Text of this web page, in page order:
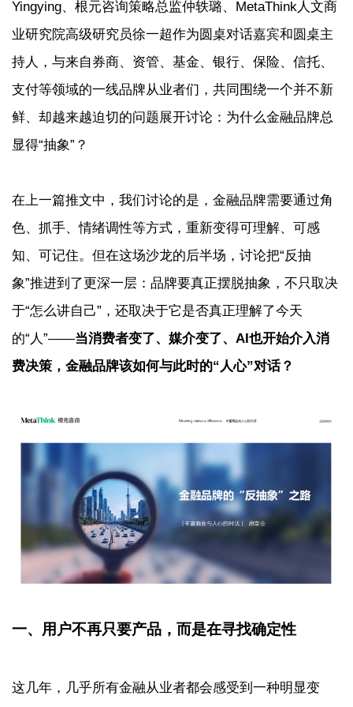
Yingying、根元咨询策略总监仲轶璐、MetaThink人文商
业研究院高级研究员徐一超作为圆桌对话嘉宾和圆桌主
持人，与来自券商、资管、基金、银行、保险、信托、
支付等领域的一线品牌从业者们，共同围绕一个并不新
鲜、却越来越迫切的问题展开讨论：为什么金融品牌总
显得“抽象”？
在上一篇推文中，我们讨论的是，金融品牌需要通过角
色、抓手、情绪调性等方式，重新变得可理解、可感
知、可记住。但在这场沙龙的后半场，讨论把“反抽
象”推进到了更深一层：品牌要真正摆脱抽象，不只取决
于“怎么讲自己”，还取决于它是否真正理解了今天
的“人”——当消费者变了、媒介变了、AI也开始介入消
费决策，金融品牌该如何与此时的“人心”对话？
一、用户不再只要产品，而是在寻找确定性
这几年，几乎所有金融从业者都会感受到一种明显变